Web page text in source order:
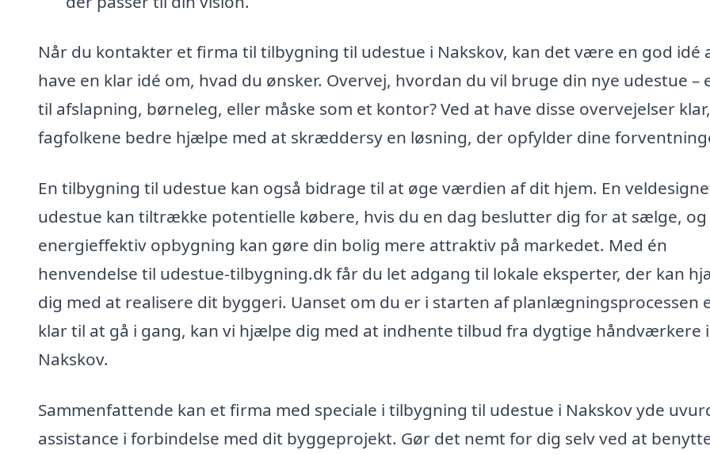
Når du kontakter et firma til tilbygning til udestue i Nakskov, kan det være en god idé
have en klar idé om, hvad du ønsker. Overvej, hvordan du vil bruge din nye udestue –
til afslapning, børneleg, eller måske som et kontor? Ved at have disse overvejelser
fagfolkene bedre hjælpe med at skræddersy en løsning, der opfylder dine
En tilbygning til udestue kan også bidrage til at øge værdien af dit hjem. En
udestue kan tiltrække potentielle købere, hvis du en dag beslutter dig for at sælge, og
energieffektiv opbygning kan gøre din bolig mere attraktiv på markedet. Med én
henvendelse til udestue-tilbygning.dk får du let adgang til lokale eksperter, der kan
dig med at realisere dit byggeri. Uanset om du er i starten af planlægningsprocessen
klar til at gå i gang, kan vi hjælpe dig med at indhente tilbud fra dygtige håndværkere
Nakskov.
Sammenfattende kan et firma med speciale i tilbygning til udestue i Nakskov yde
assistance i forbindelse med dit byggeprojekt. Gør det nemt for dig selv ved at